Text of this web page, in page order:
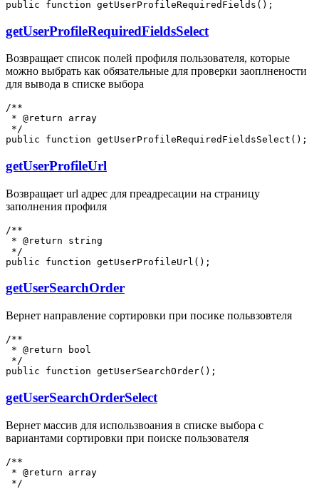
getUserProfileRequiredFieldsSelect
Возвращает список полей профиля пользователя, которые
можно выбрать как обязательные для проверки заоплнености
для вывода в списке выбора
/**
* @return array
*/
getUserProfileUrl
Возвращает url адрес для преадресации на страницу
заполнения профиля
/**
* @return string
*/
getUserSearchOrder
Вернет направление сортировки при посике польвзовтеля
/**
* @return bool
*/
getUserSearchOrderSelect
Вернет массив для использвоания в списке выбора с
вариантами сортировки при поиске пользователя
/**
* @return array
*/